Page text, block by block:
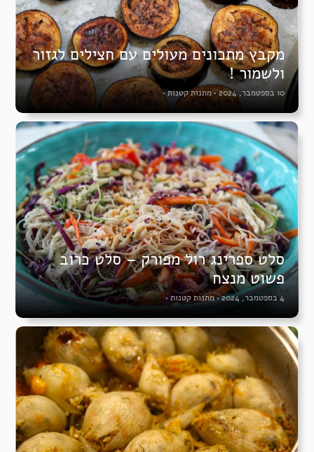
מקבץ מתכונים מעולים עם חצילים לגזור
ולשמור !
10 בספטמבר, 2024 •מתנות קטנות•
סלט ספרינג רול מפורק – סלט כרוב
פשוט מנצח
4 בספטמבר, 2024 •מתנות קטנות •